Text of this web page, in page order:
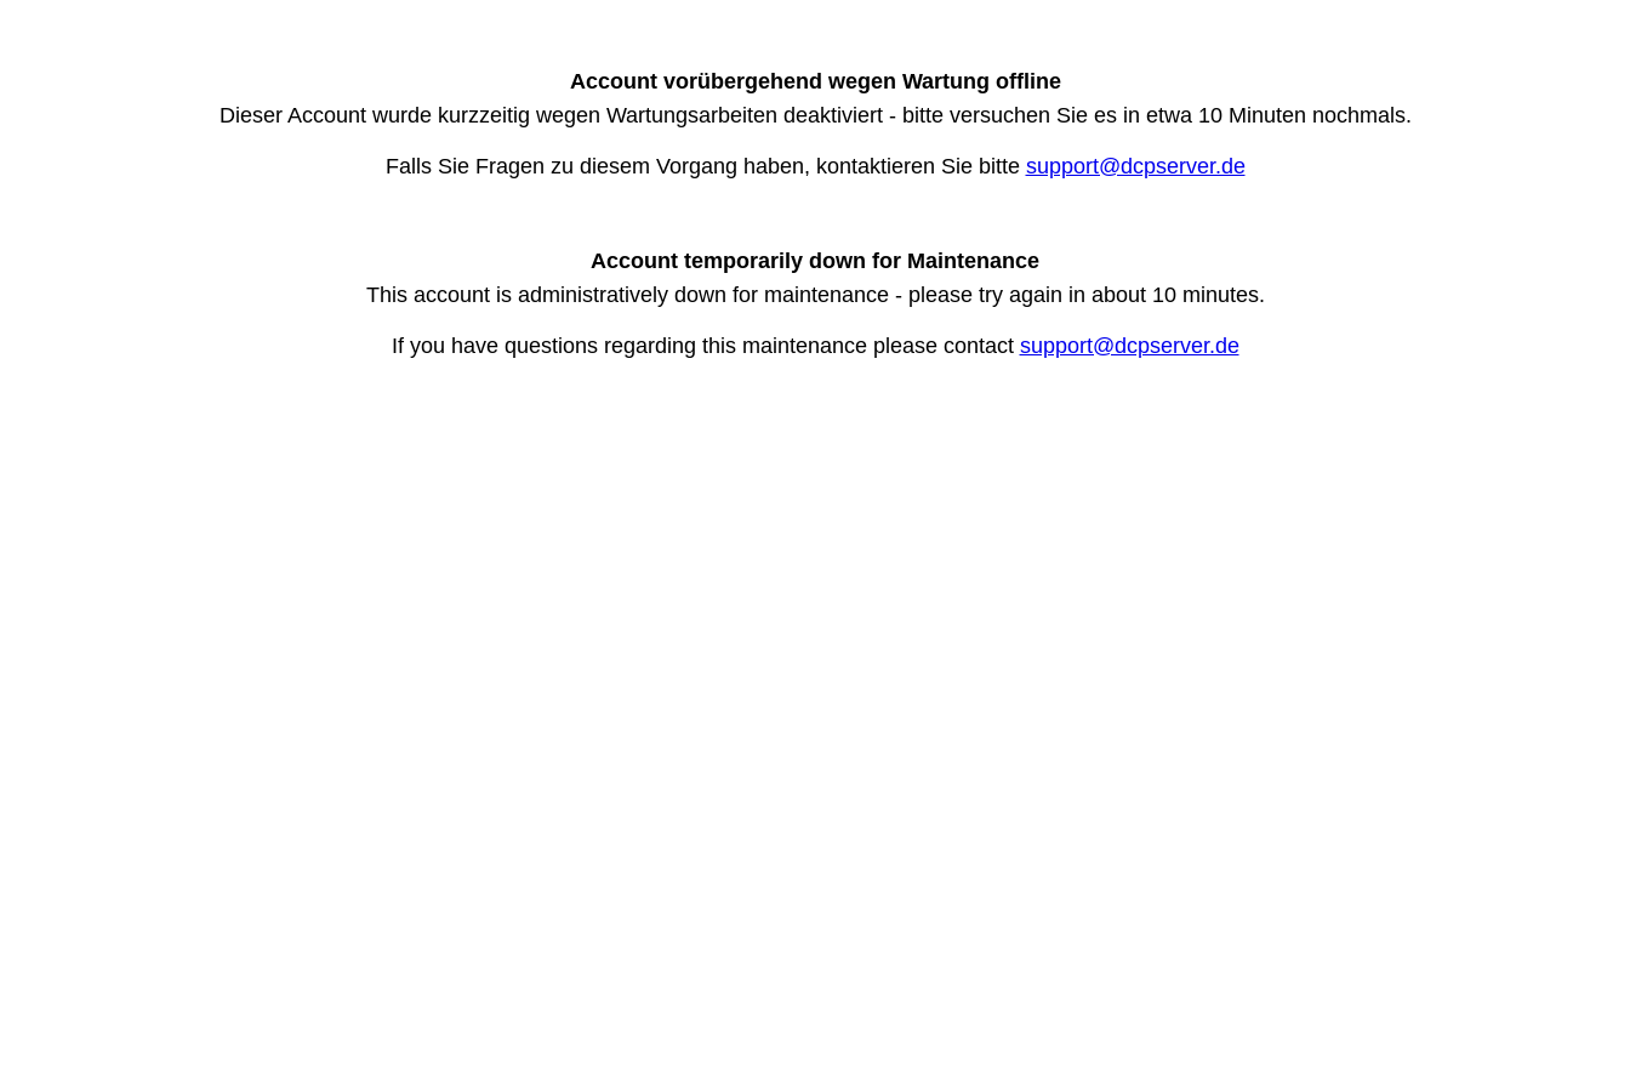
Account vorübergehend wegen Wartung offline
Dieser Account wurde kurzzeitig wegen Wartungsarbeiten deaktiviert - bitte versuchen Sie es in etwa 10 Minuten nochmals.
Falls Sie Fragen zu diesem Vorgang haben, kontaktieren Sie bitte support@dcpserver.de
Account temporarily down for Maintenance
This account is administratively down for maintenance - please try again in about 10 minutes.
If you have questions regarding this maintenance please contact support@dcpserver.de